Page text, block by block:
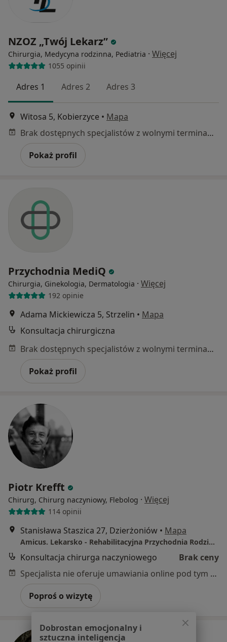
NZOZ „Twój Lekarz”
Chirurgia, Medycyna rodzinna, Pediatria · Więcej
1055 opinii
Adres 1 Adres 2 Adres 3
Witosa 5, Kobierzyce • Mapa
Brak dostępnych specjalistów z wolnymi terminami w tym centrum medycznym.
Pokaż profil
Przychodnia MediQ
Chirurgia, Ginekologia, Dermatologia · Więcej
192 opinie
Adama Mickiewicza 5, Strzelin • Mapa
Konsultacja chirurgiczna
Brak dostępnych specjalistów z wolnymi terminami w tym centrum medycznym.
Pokaż profil
Piotr Krefft
Chirurg, Chirurg naczyniowy, Flebolog · Więcej
114 opinii
Stanisława Staszica 27, Dzierżoniów • Mapa
Amicus. Lekarsko - Rehabilitacyjna Przychodnia Rodzinna
Konsultacja chirurga naczyniowego
Brak ceny
Specjalista nie oferuje umawiania online pod tym adresem.
Poproś o wizytę
Dobrostan emocjonalny i
sztuczna inteligencja